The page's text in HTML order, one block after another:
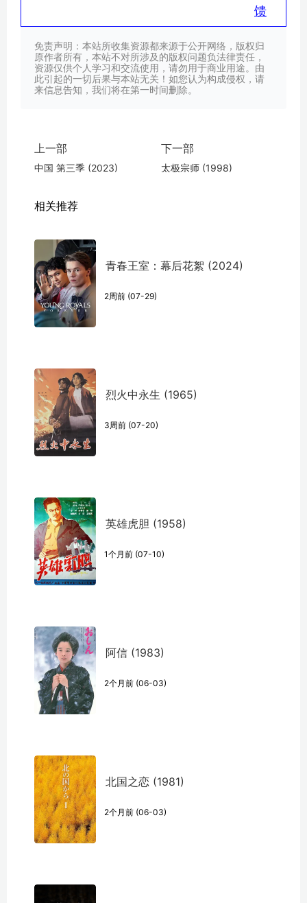
馈
免责声明：本站所收集资源都来源于公开网络，版权归
原作者所有，本站不对所涉及的版权问题负法律责任，
资源仅供个人学习和交流使用，请勿用于商业用途。由
此引起的一切后果与本站无关！如您认为构成侵权，请
来信息告知，我们将在第一时间删除。
上一部
中国 第三季 (2023)
下一部
太极宗师 (1998)
相关推荐
青春王室：幕后花絮 (2024)
2周前 (07-29)
烈火中永生 (1965)
3周前 (07-20)
英雄虎胆 (1958)
1个月前 (07-10)
阿信 (1983)
2个月前 (06-03)
北国之恋 (1981)
2个月前 (06-03)